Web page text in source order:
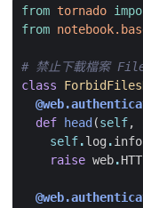
from tornado
from
# 禁止下載檔案
class
def
head (self,
self.log .info
raise web.